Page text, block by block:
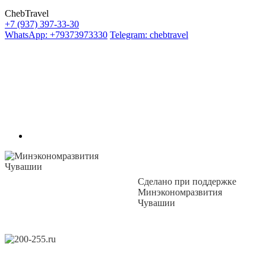
ChebTravel
+7 (937) 397-33-30
WhatsApp: +79373973330 Telegram: chebtravel
Сделано при поддержке
Минэкономразвития
Чувашии